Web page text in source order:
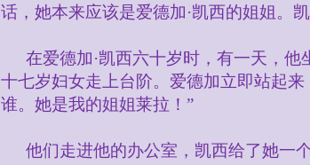
话，她本来应该是爱德加·凯西的姐姐。
在爱德加·凯西六十岁时，有一天，他
十七岁妇女走上台阶。爱德加立即站起
谁。她是我的姐姐莱拉！”
他们走进他的办公室，凯西给了她一